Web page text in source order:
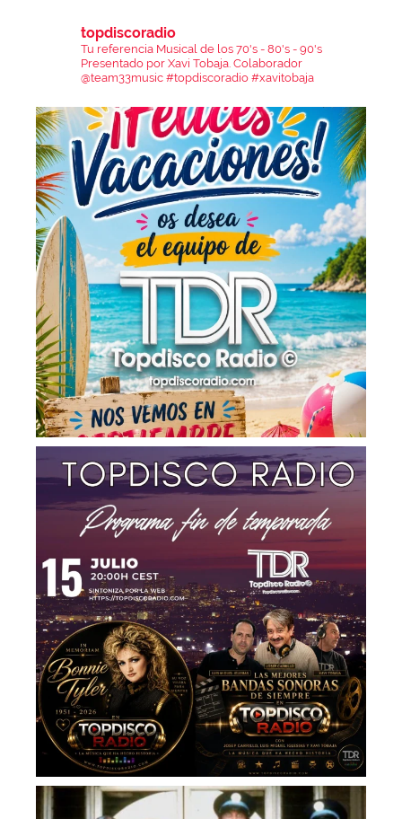
topdiscoradio
Tu referencia Musical de los 70's - 80's - 90's
Presentado por Xavi Tobaja. Colaborador
@team33music #topdiscoradio #xavitobaja